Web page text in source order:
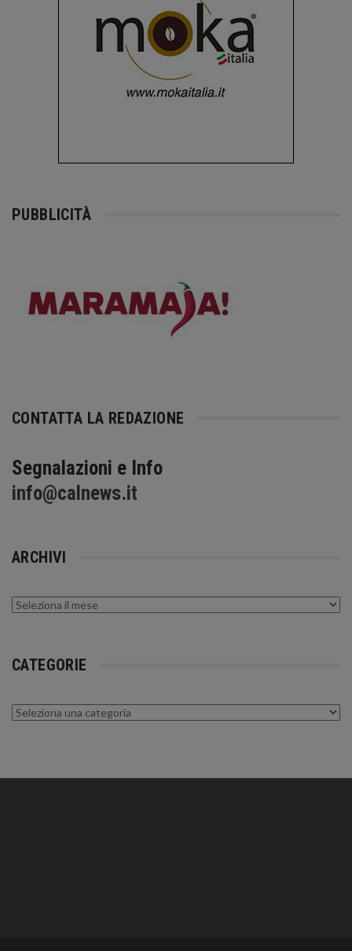
PUBBLICITÀ
CONTATTA LA REDAZIONE
Segnalazioni e Info
info@calnews.it
ARCHIVI
Archivi
CATEGORIE
Categorie